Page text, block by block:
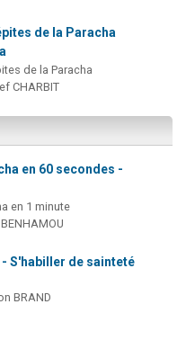
de la Paracha
de la Paracha
CHARBIT
en 60 secondes -
en 1 minute
- S'habiller de sainteté
BRAND